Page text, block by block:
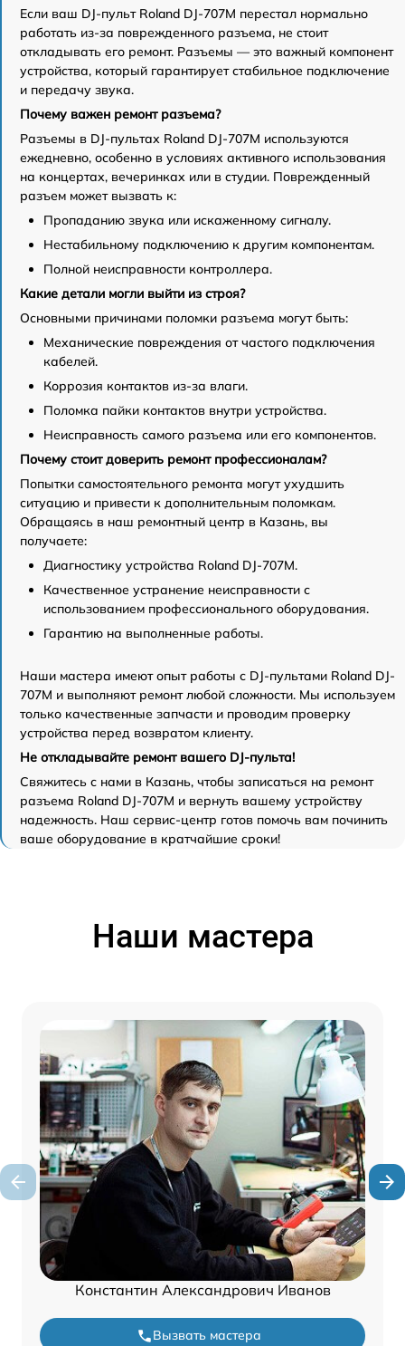
Если ваш DJ-пульт Roland DJ-707M перестал нормально
работать из-за поврежденного разъема, не стоит
откладывать его ремонт. Разъемы — это важный компонент
устройства, который гарантирует стабильное подключение
и передачу звука.
Почему важен ремонт разъема?
Разъемы в DJ-пультах Roland DJ-707M используются
ежедневно, особенно в условиях активного использования
на концертах, вечеринках или в студии. Поврежденный
разъем может вызвать к:
Пропаданию звука или искаженному сигналу.
Нестабильному подключению к другим компонентам.
Полной неисправности контроллера.
Какие детали могли выйти из строя?
Основными причинами поломки разъема могут быть:
Механические повреждения от частого подключения
кабелей.
Коррозия контактов из-за влаги.
Поломка пайки контактов внутри устройства.
Неисправность самого разъема или его компонентов.
Почему стоит доверить ремонт профессионалам?
Попытки самостоятельного ремонта могут ухудшить
ситуацию и привести к дополнительным поломкам.
Обращаясь в наш ремонтный центр в Казань, вы
получаете:
Диагностику устройства Roland DJ-707M.
Качественное устранение неисправности с
использованием профессионального оборудования.
Гарантию на выполненные работы.
Наши мастера имеют опыт работы с DJ-пультами Roland DJ-
707M и выполняют ремонт любой сложности. Мы используем
только качественные запчасти и проводим проверку
устройства перед возвратом клиенту.
Не откладывайте ремонт вашего DJ-пульта!
Свяжитесь с нами в Казань, чтобы записаться на ремонт
разъема Roland DJ-707M и вернуть вашему устройству
надежность. Наш сервис-центр готов помочь вам починить
ваше оборудование в кратчайшие сроки!
Наши мастера
Константин Александрович Иванов
Вызвать мастера